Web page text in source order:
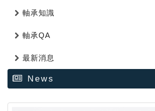
軸承知識
軸承QA
最新消息
News